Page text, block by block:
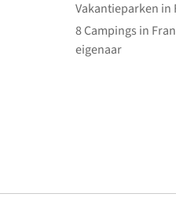
Vakantieparken in
8 Campings in
eigenaar